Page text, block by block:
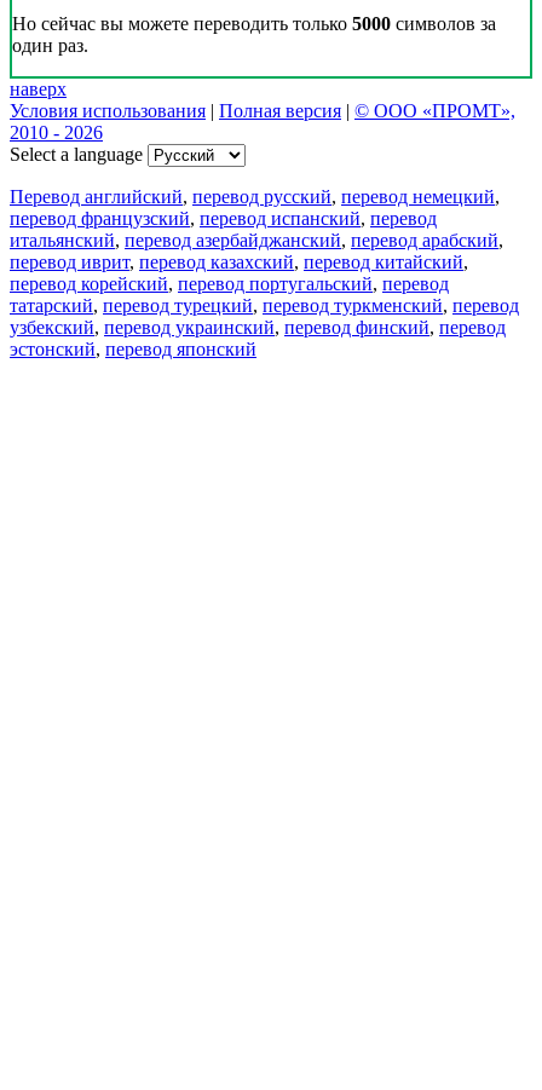
Но сейчас вы можете переводить только 5000 символов за
один раз.
наверх
Условия использования | Полная версия | © ООО «ПРОМТ»,
2010 - 2026
Select a language
Перевод английский, перевод русский, перевод немецкий,
перевод французский, перевод испанский, перевод
итальянский, перевод азербайджанский, перевод арабский,
перевод иврит, перевод казахский, перевод китайский,
перевод корейский, перевод португальский, перевод
татарский, перевод турецкий, перевод туркменский, перевод
узбекский, перевод украинский, перевод финский, перевод
эстонский, перевод японский